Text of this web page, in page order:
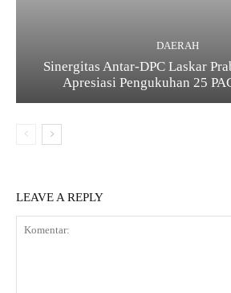
DAERAH
Sinergitas Antar-DPC Laskar
Apresiasi Pengukuhan 25
LEAVE A REPLY